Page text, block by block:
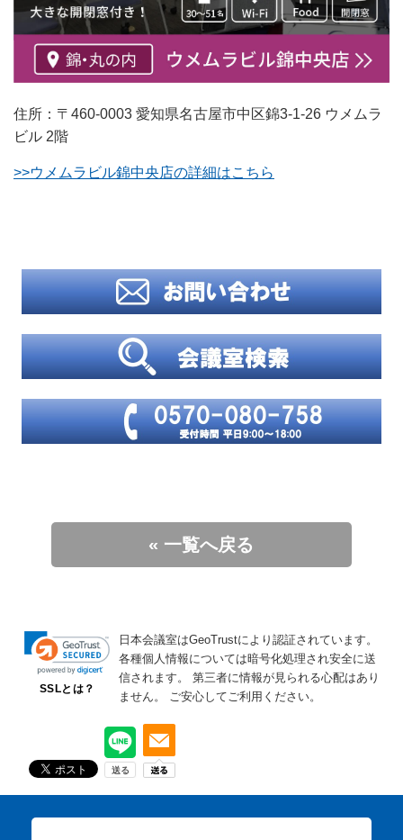
住所：〒460-0003 愛知県名古屋市中区錦3-1-26 ウメムラ
ビル 2階
>>ウメムラビル錦中央店の詳細はこちら
« 一覧へ戻る
SSLとは？
日本会議室はGeoTrustにより認証されています。
各種個人情報については暗号化処理され安全に送
信されます。
第三者に情報が見られる心配はあり
ません。
ご安心してご利用ください。